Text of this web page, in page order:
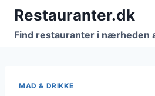
Fortsæt
indhold
Restauranter.dk
Find restauranter i nærheden
MAD & DRIKKE